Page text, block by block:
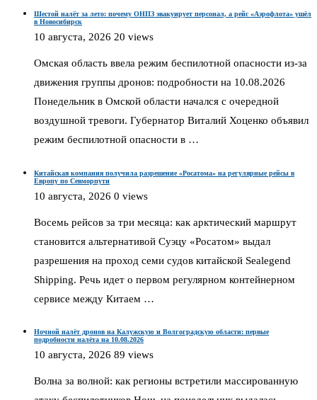
Шестой налёт за лето: почему ОНПЗ эвакуирует персонал, а рейс «Аэрофлота» ушёл
в Новосибирск
10 августа, 2026 20 views
Омская область ввела режим беспилотной опасности из-за
движения группы дронов: подробности на 10.08.2026
Понедельник в Омской области начался с очередной
воздушной тревоги. Губернатор Виталий Хоценко объявил
режим беспилотной опасности в …
Китайская компания получила разрешение «Росатома» на регулярные рейсы в
Европу по Севморпути
10 августа, 2026 0 views
Восемь рейсов за три месяца: как арктический маршрут
становится альтернативой Суэцу «Росатом» выдал
разрешения на проход семи судов китайской Sealegend
Shipping. Речь идет о первом регулярном контейнерном
сервисе между Китаем …
Ночной налёт дронов на Калужскую и Волгоградскую области: первые
подробности налёта на 10.08.2026
10 августа, 2026 89 views
Волна за волной: как регионы встретили массированную